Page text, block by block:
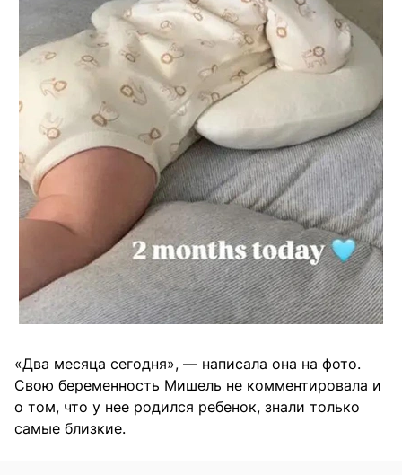
«Два месяца сегодня», — написала она на фото.
Свою беременность Мишель не комментировала и
о том, что у нее родился ребенок, знали только
самые близкие.